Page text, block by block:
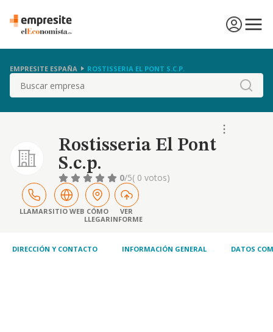
EMPRESITE ESPAÑA ROSTISSERIA EL PONT S.C.P.
Buscar
Rostisseria El Pont
S.c.p.
0/5( 0 votos)
LLAMARSITIO WEB CÓMO
LLEGAR
VER
INFORME
DIRECCIÓN Y CONTACTO INFORMACIÓN GENERAL DATOS